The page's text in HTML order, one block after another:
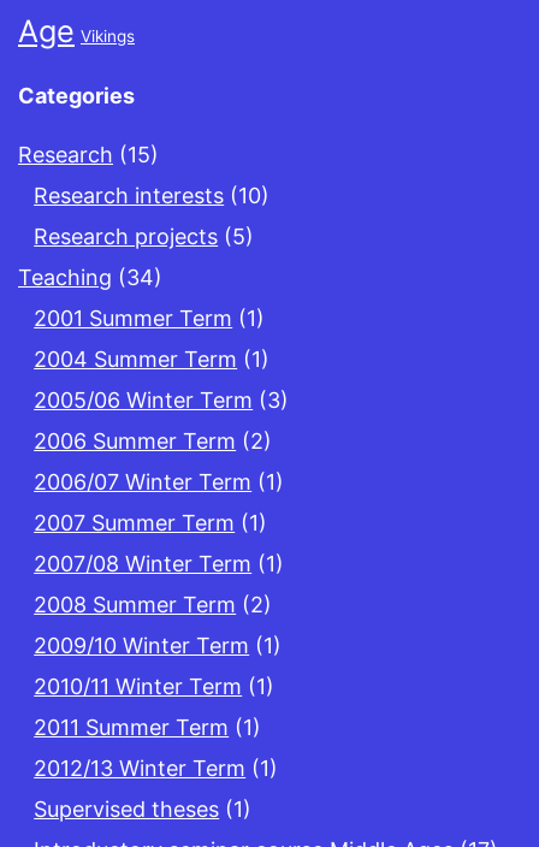
Age Vikings
Categories
Research (15)
Research interests (10)
Research projects (5)
Teaching (34)
2001 Summer Term (1)
2004 Summer Term (1)
2005/06 Winter Term (3)
2006 Summer Term (2)
2006/07 Winter Term (1)
2007 Summer Term (1)
2007/08 Winter Term (1)
2008 Summer Term (2)
2009/10 Winter Term (1)
2010/11 Winter Term (1)
2011 Summer Term (1)
2012/13 Winter Term (1)
Supervised theses (1)